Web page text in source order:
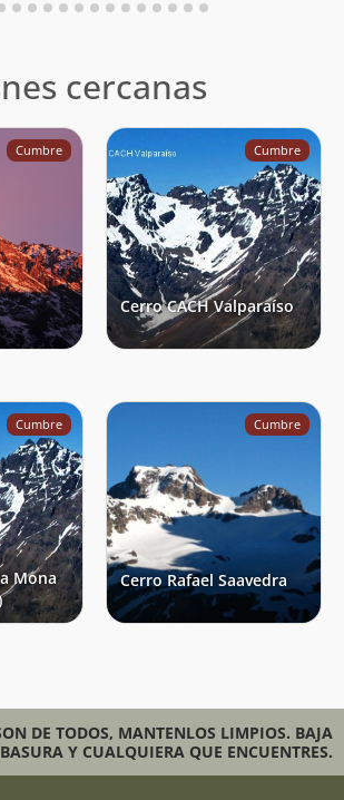
cercanas
Cumbre Cumbre
Cerro CACH Valparaíso
Cumbre
Mona
Cumbre
Cerro Rafael Saavedra
DE TODOS, MANTENLOS LIMPIOS. BAJA
Y CUALQUIERA QUE ENCUENTRES.